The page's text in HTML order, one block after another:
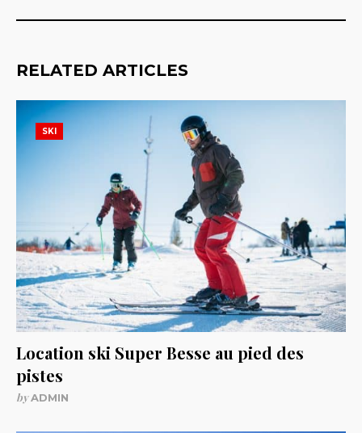
RELATED ARTICLES
SKI
Location ski Super Besse au pied des
pistes
byADMIN